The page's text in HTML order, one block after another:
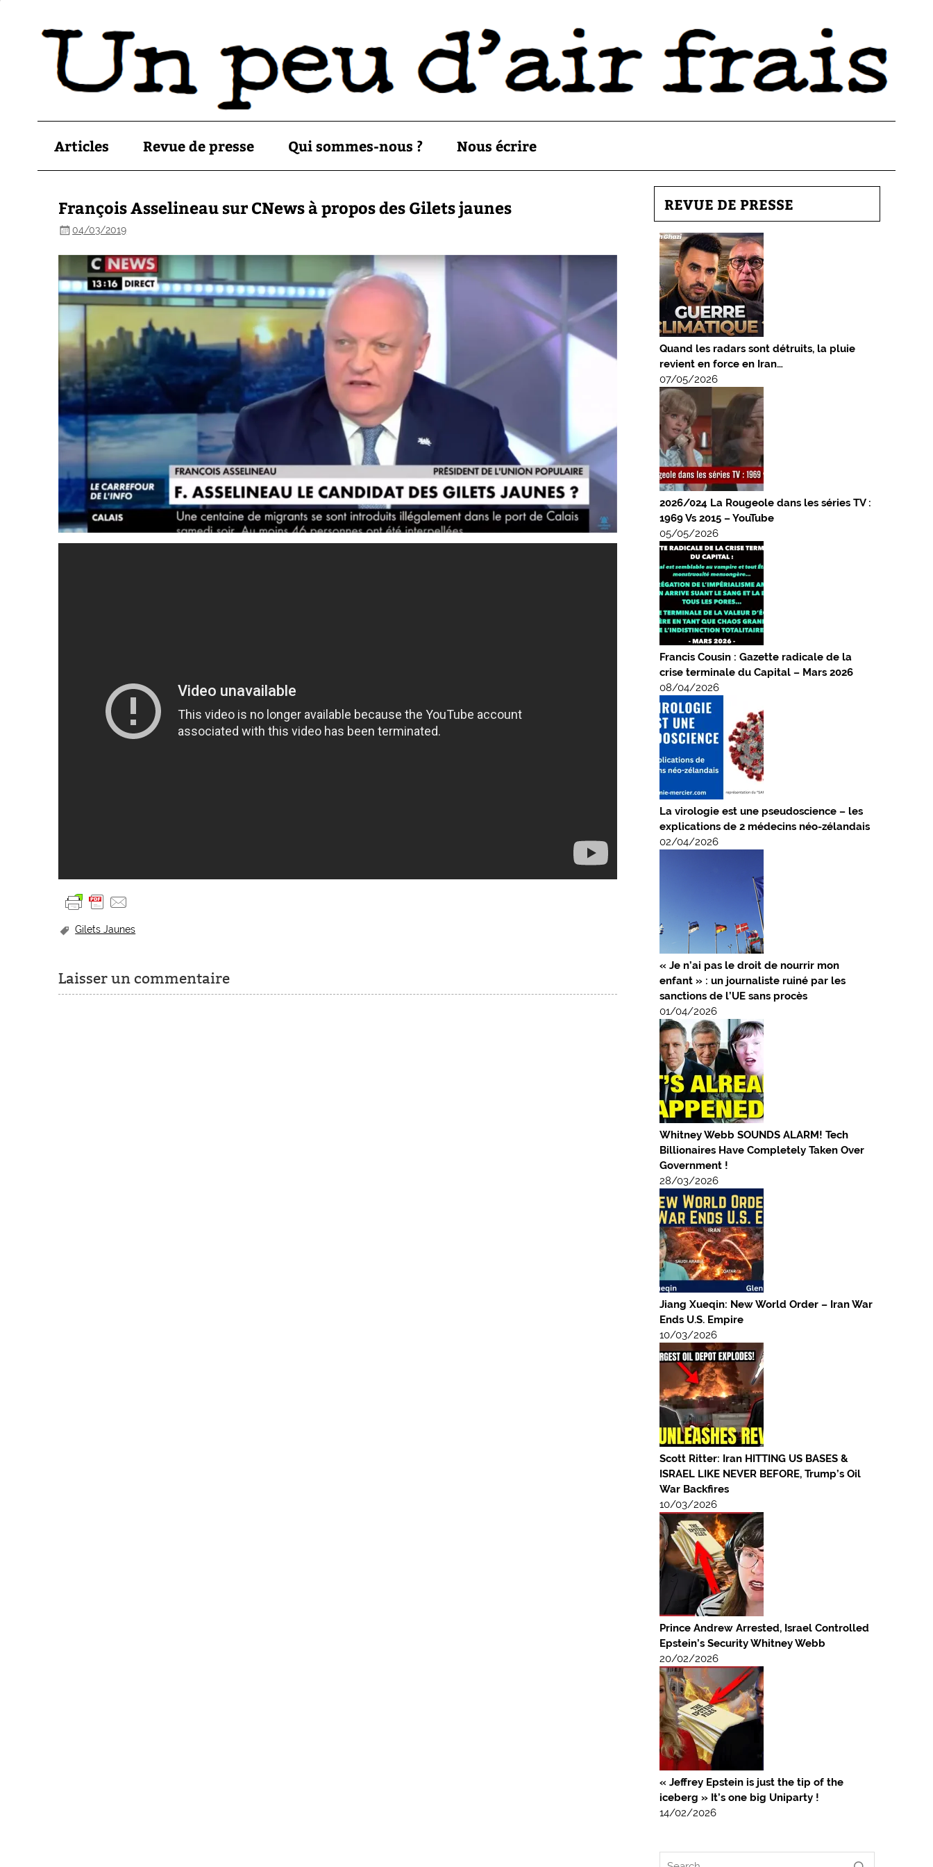
Articles Revue de presse Qui sommes-nous ? Nous écrire
François Asselineau sur CNews à propos des Gilets jaunes
04/03/2019
Gilets Jaunes
Laisser un commentaire
REVUE DE PRESSE
Quand les radars sont détruits, la pluie
revient en force en Iran…
07/05/2026
2026/024 La Rougeole dans les séries TV :
1969 Vs 2015 – YouTube
05/05/2026
Francis Cousin : Gazette radicale de la
crise terminale du Capital – Mars 2026
08/04/2026
La virologie est une pseudoscience – les
explications de 2 médecins néo-zélandais
02/04/2026
« Je n’ai pas le droit de nourrir mon
enfant » : un journaliste ruiné par les
sanctions de l’UE sans procès
01/04/2026
Whitney Webb SOUNDS ALARM! Tech
Billionaires Have Completely Taken Over
Government !
28/03/2026
Jiang Xueqin: New World Order – Iran War
Ends U.S. Empire
10/03/2026
Scott Ritter: Iran HITTING US BASES &
ISRAEL LIKE NEVER BEFORE, Trump’s Oil
War Backfires
10/03/2026
Prince Andrew Arrested, Israel Controlled
Epstein’s Security Whitney Webb
20/02/2026
« Jeffrey Epstein is just the tip of the
iceberg » It’s one big Uniparty !
14/02/2026